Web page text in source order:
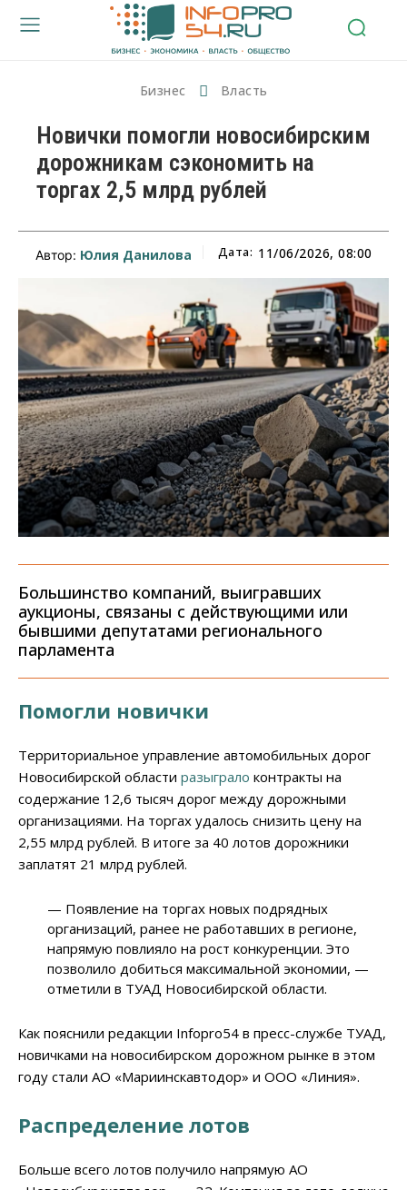
Бизнес Власть
Новички помогли новосибирским
дорожникам сэкономить на
торгах 2,5 млрд рублей
Автор: Юлия Данилова Дата: 11/06/2026, 08:00
Большинство компаний, выигравших
аукционы, связаны с действующими или
бывшими депутатами регионального
парламента
Помогли новички
Территориальное управление автомобильных дорог
Новосибирской области разыграло контракты на
содержание 12,6 тысяч дорог между дорожными
организациями. На торгах удалось снизить цену на
2,55 млрд рублей. В итоге за 40 лотов дорожники
заплатят 21 млрд рублей.
— Появление на торгах новых подрядных
организаций, ранее не работавших в регионе,
напрямую повлияло на рост конкуренции. Это
позволило добиться максимальной экономии, —
отметили в ТУАД Новосибирской области.
Как пояснили редакции Infopro54 в пресс-службе ТУАД,
новичками на новосибирском дорожном рынке в этом
году стали АО «Мариинскавтодор» и ООО «Линия».
Распределение лотов
Больше всего лотов получило напрямую АО